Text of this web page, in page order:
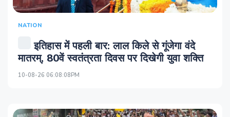
NATION
इतिहास में पहली बार: लाल किले से गूंजेगा वंदे
मातरम्, 80वें स्वतंत्रता दिवस पर दिखेगी युवा शक्ति
10-08-26 06:08:08PM